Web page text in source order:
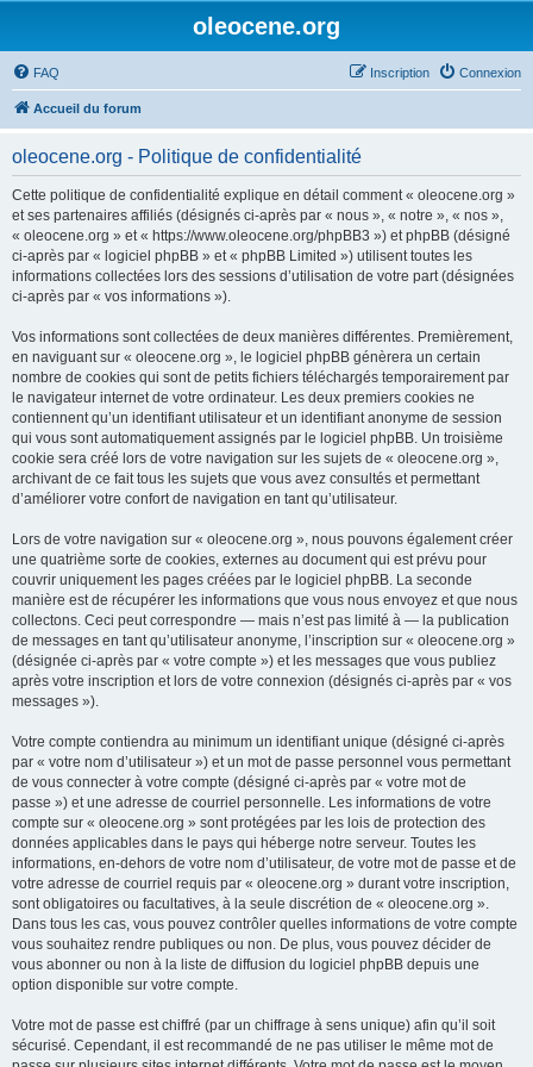
oleocene.org
FAQ Connexion
Inscription
Accueil du forum
oleocene.org - Politique de confidentialité
Cette politique de confidentialité explique en détail comment « oleocene.org »
et ses partenaires affiliés (désignés ci-après par « nous », « notre », « nos »,
« oleocene.org » et « https://www.oleocene.org/phpBB3 ») et phpBB (désigné
ci-après par « logiciel phpBB » et « phpBB Limited ») utilisent toutes les
informations collectées lors des sessions d’utilisation de votre part (désignées
ci-après par « vos informations »).
Vos informations sont collectées de deux manières différentes. Premièrement,
en naviguant sur « oleocene.org », le logiciel phpBB génèrera un certain
nombre de cookies qui sont de petits fichiers téléchargés temporairement par
le navigateur internet de votre ordinateur. Les deux premiers cookies ne
contiennent qu’un identifiant utilisateur et un identifiant anonyme de session
qui vous sont automatiquement assignés par le logiciel phpBB. Un troisième
cookie sera créé lors de votre navigation sur les sujets de « oleocene.org »,
archivant de ce fait tous les sujets que vous avez consultés et permettant
d’améliorer votre confort de navigation en tant qu’utilisateur.
Lors de votre navigation sur « oleocene.org », nous pouvons également créer
une quatrième sorte de cookies, externes au document qui est prévu pour
couvrir uniquement les pages créées par le logiciel phpBB. La seconde
manière est de récupérer les informations que vous nous envoyez et que nous
collectons. Ceci peut correspondre — mais n’est pas limité à — la publication
de messages en tant qu’utilisateur anonyme, l’inscription sur « oleocene.org »
(désignée ci-après par « votre compte ») et les messages que vous publiez
après votre inscription et lors de votre connexion (désignés ci-après par « vos
messages »).
Votre compte contiendra au minimum un identifiant unique (désigné ci-après
par « votre nom d’utilisateur ») et un mot de passe personnel vous permettant
de vous connecter à votre compte (désigné ci-après par « votre mot de
passe ») et une adresse de courriel personnelle. Les informations de votre
compte sur « oleocene.org » sont protégées par les lois de protection des
données applicables dans le pays qui héberge notre serveur. Toutes les
informations, en-dehors de votre nom d’utilisateur, de votre mot de passe et de
votre adresse de courriel requis par « oleocene.org » durant votre inscription,
sont obligatoires ou facultatives, à la seule discrétion de « oleocene.org ».
Dans tous les cas, vous pouvez contrôler quelles informations de votre compte
vous souhaitez rendre publiques ou non. De plus, vous pouvez décider de
vous abonner ou non à la liste de diffusion du logiciel phpBB depuis une
option disponible sur votre compte.
Votre mot de passe est chiffré (par un chiffrage à sens unique) afin qu’il soit
sécurisé. Cependant, il est recommandé de ne pas utiliser le même mot de